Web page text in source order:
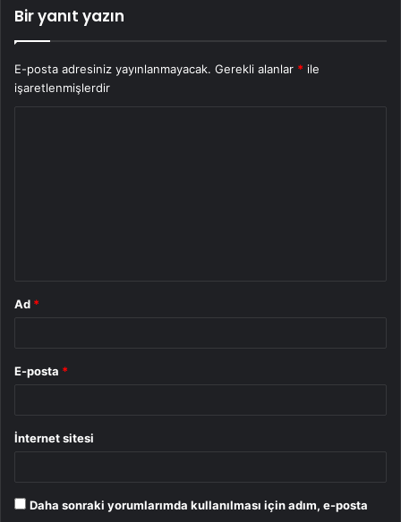
Bir yanıt yazın
E-posta adresiniz yayınlanmayacak. Gerekli alanlar * ile
işaretlenmişlerdir
Ad *
E-posta *
İnternet sitesi
Daha sonraki yorumlarımda kullanılması için adım, e-posta